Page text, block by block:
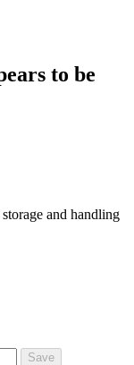
to be
and handling